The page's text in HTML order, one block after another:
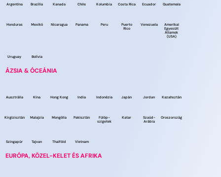
Argentína Brazília Kanada Chile Kolumbia Costa Rica Ecuador Guatemala
Honduras Mexikó Nicaragua Panama Peru
Puerto
Rico
Venezuela
Amerikai
Egyesült
Államok
(USA)
Uruguay Bolívia
ÁZSIA & ÓCEÁNIA
Ausztrália Kína Hong Kong India Indonézia Japán Jordan Kazahsztán
Kirgizisztán Malajzia Mongólia Pakisztán
Fülöp-
szigetek
Katar
Szaúd-
Arábia
Oroszország
Szingapúr Tajvan Thaiföld Vietnam
EURÓPA, KÖZEL-KELET ÉS AFRIKA